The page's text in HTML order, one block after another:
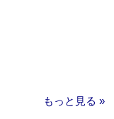
もっと見る »